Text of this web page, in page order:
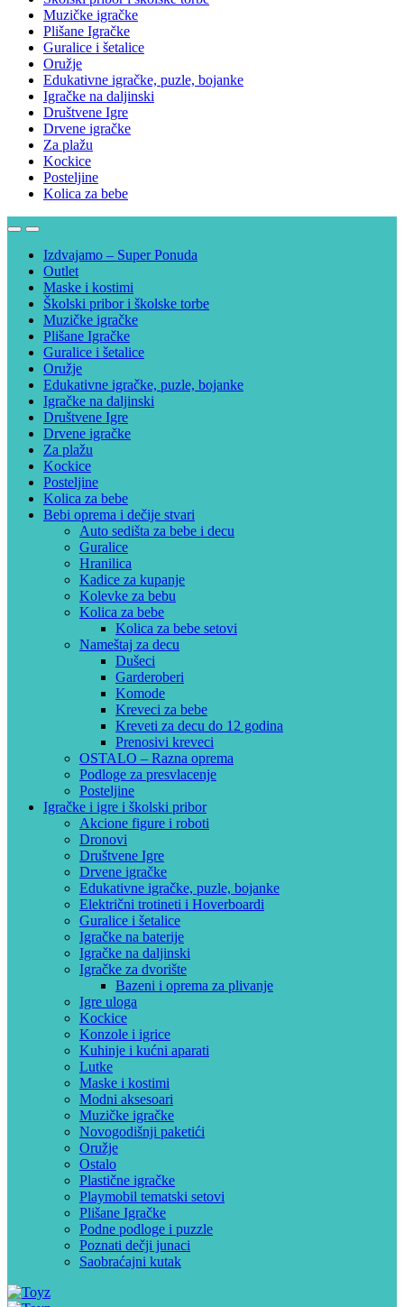
Muzičke igračke
Plišane Igračke
Guralice i šetalice
Oružje
Edukativne igračke, puzle, bojanke
Igračke na daljinski
Društvene Igre
Drvene igračke
Za plažu
Kockice
Posteljine
Kolica za bebe
Izdvajamo – Super Ponuda
Outlet
Maske i kostimi
Školski pribor i školske torbe
Muzičke igračke
Plišane Igračke
Guralice i šetalice
Oružje
Edukativne igračke, puzle, bojanke
Igračke na daljinski
Društvene Igre
Drvene igračke
Za plažu
Kockice
Posteljine
Kolica za bebe
Bebi oprema i dečije stvari
Auto sedišta za bebe i decu
Guralice
Hranilica
Kadice za kupanje
Kolevke za bebu
Kolica za bebe
Kolica za bebe setovi
Nameštaj za decu
Dušeci
Garderoberi
Komode
Kreveci za bebe
Kreveti za decu do 12 godina
Prenosivi kreveci
OSTALO – Razna oprema
Podloge za presvlacenje
Posteljine
Igračke i igre i školski pribor
Akcione figure i roboti
Dronovi
Društvene Igre
Drvene igračke
Edukativne igračke, puzle, bojanke
Električni trotineti i Hoverboardi
Guralice i šetalice
Igračke na baterije
Igračke na daljinski
‎Igračke za dvorište
Bazeni i oprema za plivanje
Igre uloga
Kockice
Konzole i igrice
Kuhinje i kućni aparati
Lutke
Maske i kostimi
Modni aksesoari
Muzičke igračke
Novogodišnji paketići
Oružje
Ostalo
Plastične igračke
Playmobil tematski setovi
Plišane Igračke
Podne podloge i puzzle
Poznati dečji junaci
Saobraćajni kutak